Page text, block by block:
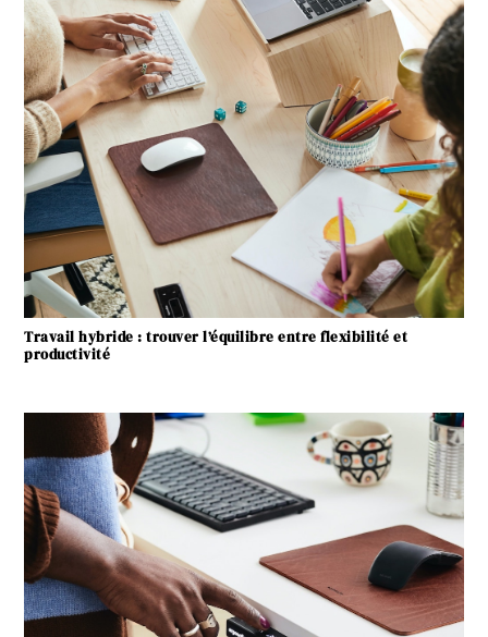
Travail hybride : trouver l’équilibre entre flexibilité et
productivité